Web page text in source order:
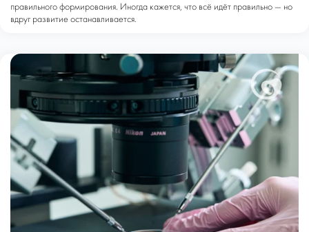
правильного формирования. Иногда кажется, что всё идёт правильно — но
вдруг развитие останавливается.